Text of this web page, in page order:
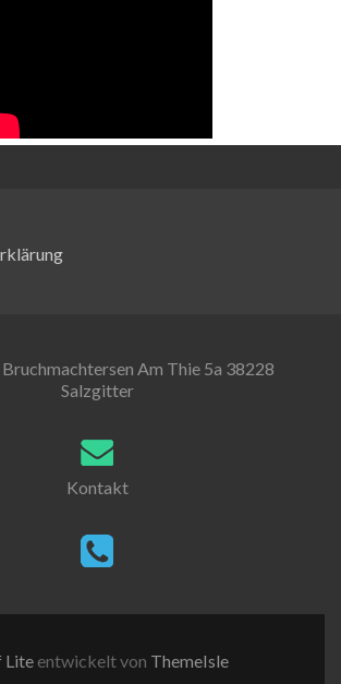
Am Thie 5a 38228
Salzgitter
Kontakt
Lite entwickelt von ThemeIsle